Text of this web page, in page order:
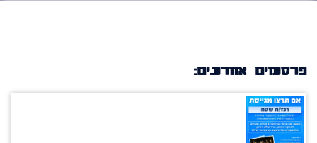
פרסומים אחרונים: